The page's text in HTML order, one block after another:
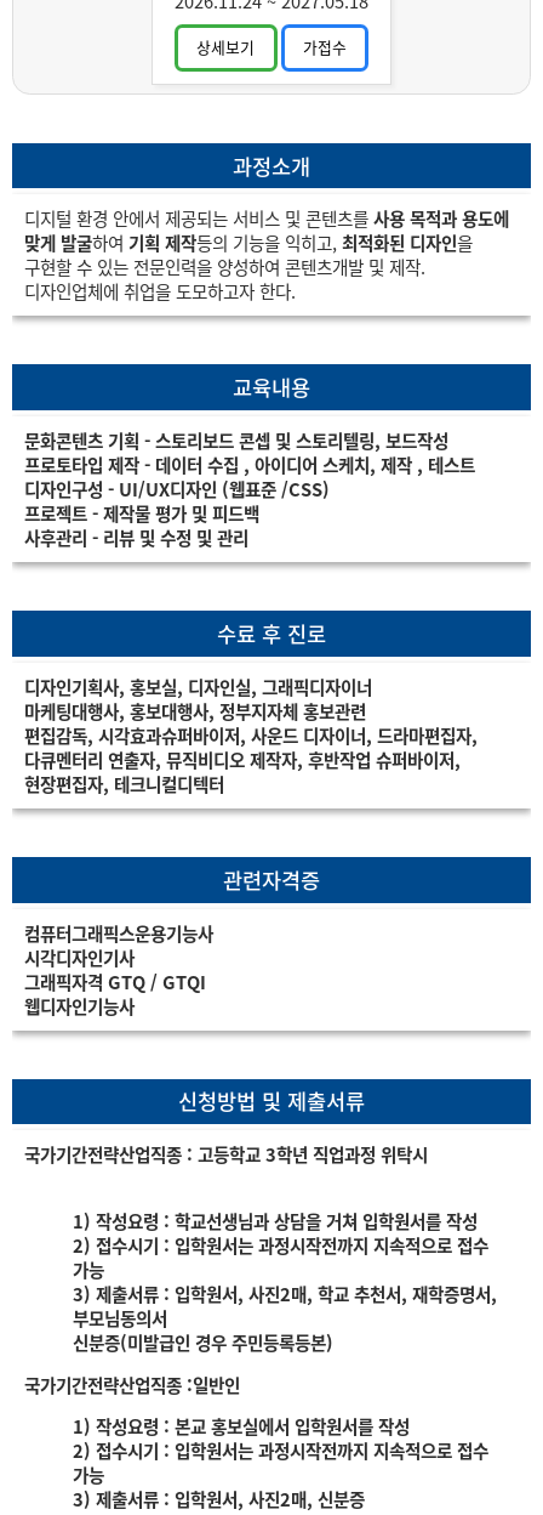
상세보기 가접수
과정소개
디지털 환경 안에서 제공되는 서비스 및 콘텐츠를사용 목적과 용도에
맞게 발굴하여 기획 제작등의 기능을 익히고,최적화된 디자인을
구현할 수 있는 전문인력을 양성하여 콘텐츠개발 및 제작.
디자인업체에 취업을 도모하고자 한다.
교육내용
문화콘텐츠 기획 - 스토리보드 콘셉 및 스토리텔링, 보드작성
프로토타입 제작 - 데이터 수집 , 아이디어 스케치, 제작 , 테스트
디자인구성 - UI/UX디자인 (웹표준 /CSS)
프로젝트 - 제작물 평가 및 피드백
사후관리 - 리뷰 및 수정 및 관리
수료 후 진로
디자인기획사, 홍보실, 디자인실, 그래픽디자이너
마케팅대행사, 홍보대행사, 정부지자체 홍보관련
편집감독, 시각효과슈퍼바이저, 사운드 디자이너, 드라마편집자,
다큐멘터리 연출자, 뮤직비디오 제작자, 후반작업 슈퍼바이저,
현장편집자, 테크니컬디텍터
관련자격증
컴퓨터그래픽스운용기능사
시각디자인기사
그래픽자격 GTQ / GTQI
웹디자인기능사
신청방법 및 제출서류
국가기간전략산업직종 : 고등학교 3학년 직업과정 위탁시
1) 작성요령 : 학교선생님과 상담을 거쳐 입학원서를 작성
2) 접수시기 : 입학원서는 과정시작전까지 지속적으로 접수
가능
3) 제출서류 : 입학원서, 사진2매, 학교 추천서, 재학증명서,
부모님동의서
신분증(미발급인 경우 주민등록등본)
국가기간전략산업직종 :일반인
1) 작성요령 : 본교 홍보실에서 입학원서를 작성
2) 접수시기 : 입학원서는 과정시작전까지 지속적으로 접수
가능
3) 제출서류 : 입학원서, 사진2매, 신분증